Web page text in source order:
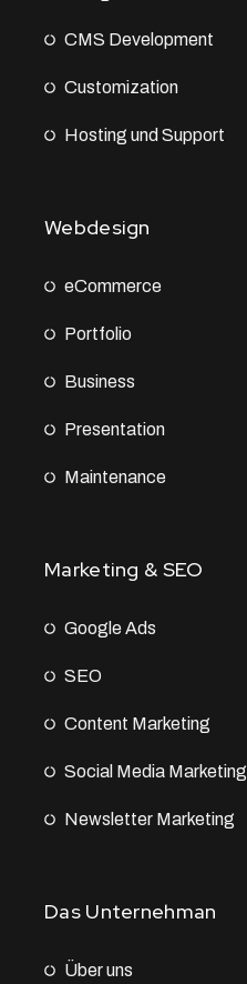
CMS Development
Customization
Hosting und Support
Webdesign
eCommerce
Portfolio
Business
Presentation
Maintenance
Marketing & SEO
Google Ads
SEO
Content Marketing
Social Media Marketing
Newsletter Marketing
Das Unternehman
Über uns